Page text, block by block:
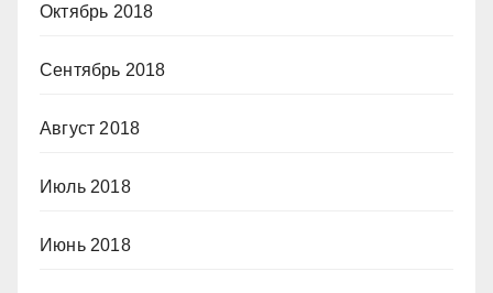
Октябрь 2018
Сентябрь 2018
Август 2018
Июль 2018
Июнь 2018